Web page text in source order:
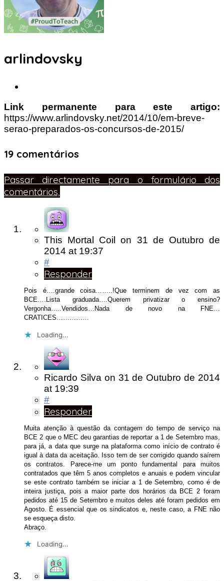
arlindovsky
Link permanente para este artigo:
https://www.arlindovsky.net/2014/10/em-breve-
serao-preparados-os-concursos-de-2015/
19 comentários
Passar directamente para o formulário dos
comentários,
This Mortal Coil on 31 de Outubro de
2014 at 19:37
#
Responder
Pois é….grande coisa……..!Que terminem de vez com as
BCE….Lista graduada….Querem privatizar o ensino?
Vergonha…..Vendidos…Nada de novo na FNE…
CRATICES……………
Loading...
Ricardo Silva on 31 de Outubro de 2014
at 19:39
#
Responder
Muita atenção à questão da contagem do tempo de serviço na
BCE 2 que o MEC deu garantias de reportar a 1 de Setembro mas,
para já, a data que surge na plataforma como início de contrato é
igual à data da aceitação. Isso tem de ser corrigido quando saírem
os contratos. Parece-me um ponto fundamental para muitos
contratados que têm 5 anos completos e anuais e podem vincular
se este contrato também se iniciar a 1 de Setembro, como é de
inteira justiça, pois a maior parte dos horários da BCE 2 foram
pedidos até 15 de Setembro e muitos deles até foram pedidos em
Agosto. É essencial que os sindicatos e, neste caso, a FNE não
se esqueça disto.
Abraço.
Loading...